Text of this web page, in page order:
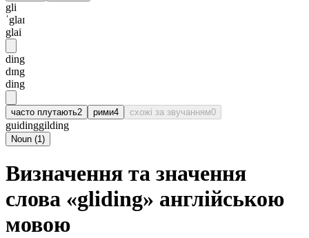
gli
ˈglaɪ
glai
ding
dɪng
ding
часто плутають2 рими4 схожі за звучанням0
guidinggilding
Noun (1)
Визначення та значення
слова «gliding» англійською
мовою